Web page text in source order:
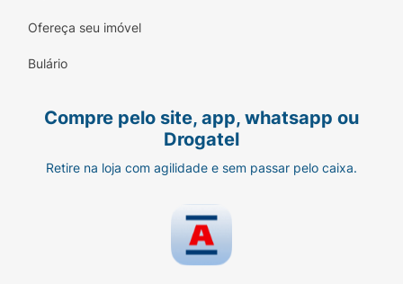
Ofereça seu imóvel
Bulário
Compre pelo site, app, whatsapp ou
Drogatel
Retire na loja com agilidade e sem passar pelo caixa.